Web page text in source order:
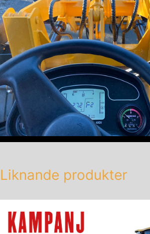
Liknande produkter